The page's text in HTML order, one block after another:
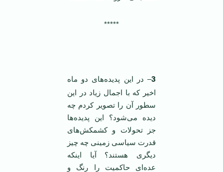
*****
3– در این پدیده‌های دو ماه
اخیر که با اجمال زیاد در این
سطور آن را تصویر کردم چه
دیده می‌شود؟ این پدیده‌ها
جز تحولات و کشمکش‌های
قدرت سیاسی زمینی چه چیز
دیگری هستند؟ آیا اینکه
عده‌ای حاکمیت را رنگ و